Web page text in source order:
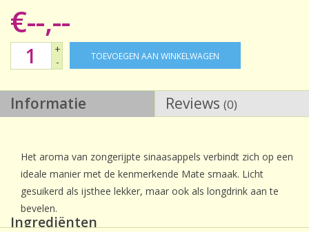
€--,--
+
-
TOEVOEGEN AAN WINKELWAGEN
Informatie Reviews (0)
Het aroma van zongerijpte sinaasappels verbindt zich op een
ideale manier met de kenmerkende Mate smaak. Licht
gesuikerd als ijsthee lekker, maar ook als longdrink aan te
bevelen.
Ingrediënten